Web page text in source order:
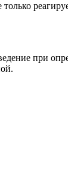
при